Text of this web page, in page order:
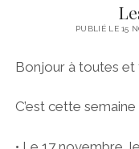
PUBLIÉ LE 15
Bonjour à toutes et
C’est cette semaine